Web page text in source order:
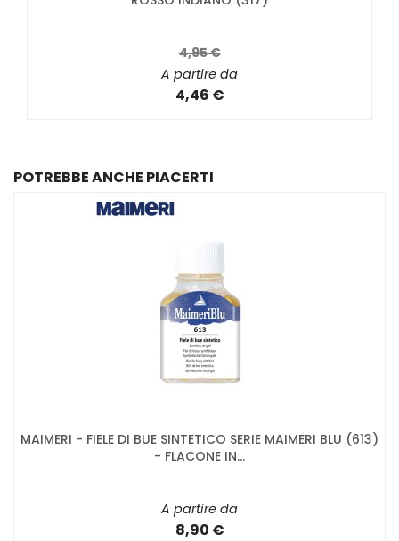
4,95 €
A partire da
4,46 €
POTREBBE ANCHE PIACERTI
MAIMERI - FIELE DI BUE SINTETICO SERIE MAIMERI BLU (613)
- FLACONE IN...
A partire da
8,90 €